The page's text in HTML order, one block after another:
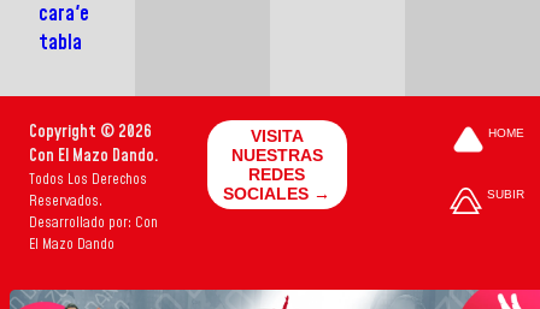
cara'e
tabla
Copyright © 2026
Con El Mazo Dando.
Todos Los Derechos
Reservados.
Desarrollado por: Con
El Mazo Dando
VISITA
NUESTRAS
REDES
SOCIALES →
HOME
SUBIR